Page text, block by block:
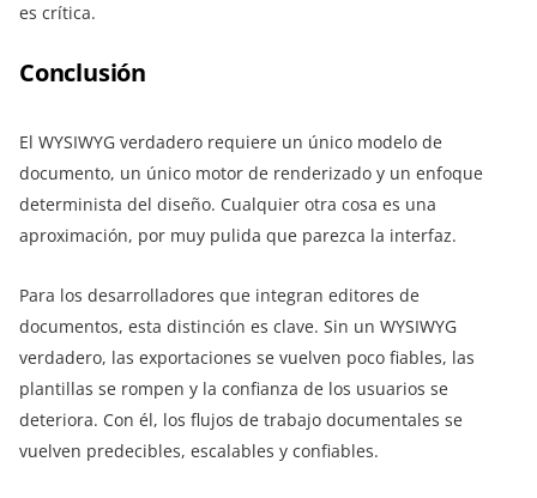
es crítica.
Conclusión
El WYSIWYG verdadero requiere un único modelo de
documento, un único motor de renderizado y un enfoque
determinista del diseño. Cualquier otra cosa es una
aproximación, por muy pulida que parezca la interfaz.
Para los desarrolladores que integran editores de
documentos, esta distinción es clave. Sin un WYSIWYG
verdadero, las exportaciones se vuelven poco fiables, las
plantillas se rompen y la confianza de los usuarios se
deteriora. Con él, los flujos de trabajo documentales se
vuelven predecibles, escalables y confiables.